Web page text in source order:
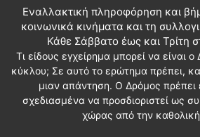
Εναλλακτική πληροφόρηση και
κοινωνικά κινήματα και τη
Κάθε Σάββατο έως και Τρίτη
Τι είδους εγχείρημα μπορεί να είναι
κύκλου; Σε αυτό το ερώτημα πρέπει,
μιαν απάντηση. Ο Δρόμος πρέπει
σχεδιασμένα να προσδιοριστεί ως
χώρας από την